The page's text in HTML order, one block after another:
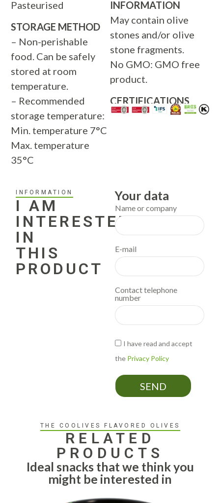
Pasteurised
STORAGE METHOD
– Non-perishable
food. Can be safely
stored at room
temperature.
– Recommended
storage temperature:
Min. temperature 7°C
Max. temperature
35°C
INFORMATION
May contain olive
stones and/or olive
stone fragments.
No GMO: GMO free
product.
CERTIFICATIONS
INFORMATION
I AM
INTERESTED
IN
THIS
PRODUCT
Your data
Name or company
E-mail
Contact telephone
number
I have read and accept
the Privacy Policy
SEND
THE COOLIVES FLAVORED OLIVES
RELATED
PRODUCTS
Ideal snacks that we think you
might be interested in